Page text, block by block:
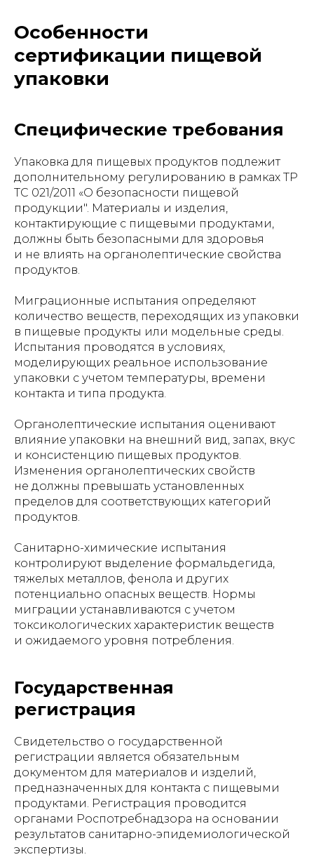
Особенности
сертификации пищевой
упаковки
Специфические требования
Упаковка для пищевых продуктов подлежит
дополнительному регулированию в рамках ТР
ТС 021/2011 «О безопасности пищевой
продукции". Материалы и изделия,
контактирующие с пищевыми продуктами,
должны быть безопасными для здоровья
и не влиять на органолептические свойства
продуктов.
Миграционные испытания определяют
количество веществ, переходящих из упаковки
в пищевые продукты или модельные среды.
Испытания проводятся в условиях,
моделирующих реальное использование
упаковки с учетом температуры, времени
контакта и типа продукта.
Органолептические испытания оценивают
влияние упаковки на внешний вид, запах, вкус
и консистенцию пищевых продуктов.
Изменения органолептических свойств
не должны превышать установленных
пределов для соответствующих категорий
продуктов.
Санитарно-химические испытания
контролируют выделение формальдегида,
тяжелых металлов, фенола и других
потенциально опасных веществ. Нормы
миграции устанавливаются с учетом
токсикологических характеристик веществ
и ожидаемого уровня потребления.
Государственная
регистрация
Свидетельство о государственной
регистрации является обязательным
документом для материалов и изделий,
предназначенных для контакта с пищевыми
продуктами. Регистрация проводится
органами Роспотребнадзора на основании
результатов санитарно-эпидемиологической
экспертизы.